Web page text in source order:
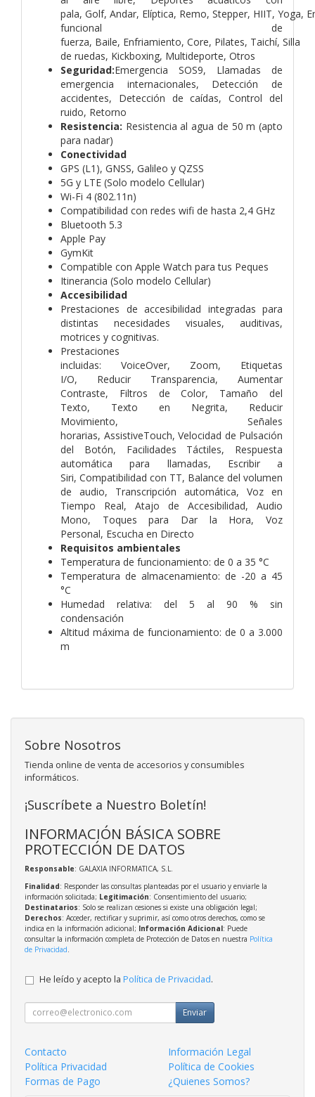
pala, Golf, Andar, Elíptica, Remo, Stepper, HIIT, Yoga,
funcional de
fuerza, Baile, Enfriamiento, Core, Pilates, Taichí, Silla
de ruedas, Kickboxing, Multideporte, Otros
Seguridad:Emergencia SOS9, Llamadas de
emergencia internacionales, Detección de
accidentes, Detección de caídas,Control del
ruido, Retorno
Resistencia: Resistencia al agua de 50 m (apto
para nadar)
Conectividad
GPS (L1), GNSS, Galileo y QZSS
5G y LTE (Solo modelo Cellular)
Wi-Fi 4 (802.11n)
Compatibilidad con redes wifi de hasta 2,4 GHz
Bluetooth 5.3
Apple Pay
GymKit
Compatible con Apple Watch para tus Peques
Itinerancia (Solo modelo Cellular)
Accesibilidad
Prestaciones de accesibilidad integradas para
distintas necesidades visuales, auditivas,
motrices y cognitivas.
Prestaciones
incluidas: VoiceOver, Zoom, Etiquetas
I/O, Reducir Transparencia, Aumentar
Contraste, Filtros de Color, Tamaño del
Texto, Texto en Negrita, Reducir
Movimiento, Señales
horarias, AssistiveTouch, Velocidad de Pulsación
del Botón, Facilidades Táctiles, Respuesta
automática para llamadas, Escribir a
Siri, Compatibilidad con TT, Balance del volumen
de audio, Transcripción automática, Voz en
Tiempo Real, Atajo de Accesibilidad, Audio
Mono, Toques para Dar la Hora,Voz
Personal, Escucha en Directo
Requisitos ambientales
Temperatura de funcionamiento: de 0 a 35 °C
Temperatura de almacenamiento: de -20 a 45
°C
Humedad relativa: del 5 al 90 % sin
condensación
Altitud máxima de funcionamiento: de 0 a 3.000
m
Sobre Nosotros
Tienda online de venta de accesorios y consumibles
informáticos.
¡Suscríbete a Nuestro Boletín!
INFORMACIÓN BÁSICA SOBRE
PROTECCIÓN DE DATOS
Responsable: GALAXIA INFORMATICA, S.L.
Finalidad: Responder las consultas planteadas por el usuario y enviarle la
información solicitada; Legitimación: Consentimiento del usuario;
Destinatarios: Solo se realizan cesiones si existe una obligación legal;
Derechos: Acceder, rectificar y suprimir, así como otros derechos, como se
indica en la información adicional; Información Adicional: Puede
consultar la información completa de Protección de Datos en nuestra Política
de Privacidad
He leído y acepto la Política de Privacidad.
Enviar
Contacto
Información Legal
Política Privacidad
Política de Cookies
Formas de Pago
¿Quienes Somos?